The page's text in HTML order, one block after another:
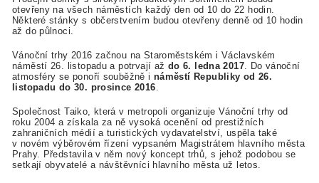
otevřeny na všech náměstích každý den od 10 do 22 hodin.
Některé stánky s občerstvením budou otevřeny denně od 10 hodin
až do půlnoci.
Vánoční trhy 2016 začnou na Staroměstském i Václavském
náměstí 26. listopadu a potrvají až do 6. ledna 2017. Do vánoční
atmosféry se ponoří souběžně i náměstí Republiky od 26.
listopadu do 30. prosince 2016.
Společnost Taiko, která v metropoli organizuje Vánoční trhy od
roku 2004 a získala za ně vysoká ocenění od prestižních
zahraničních médií a turistických vydavatelství, uspěla také
v novém výběrovém řízení vypsaném Magistrátem hlavního města
Prahy. Představila v něm nový koncept trhů, s jehož podobou se
setkají obyvatelé a návštěvníci hlavního města už letos.